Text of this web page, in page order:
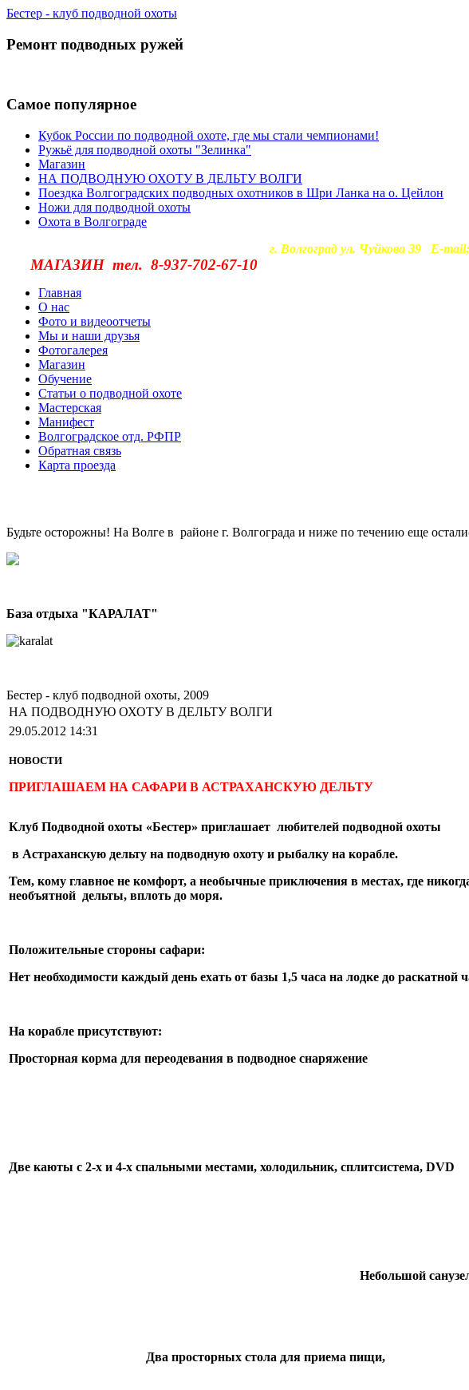
Бестер - клуб подводной охоты
Ремонт подводных ружей
Самое популярное
Кубок России по подводной охоте, где мы стали чемпионами!
Ружьё для подводной охоты "Зелинка"
Магазин
НА ПОДВОДНУЮ ОХОТУ В ДЕЛЬТУ ВОЛГИ
Поездка Волгоградских подводных охотников в Шри Ланка на о. Цейлон
Ножи для подводной охоты
Охота в Волгограде
г. Волгоград ул. Чуйкова 39 E-mail;
МАГАЗИН тел. 8-937-702-67-10
Главная
О нас
Фото и видеоотчеты
Мы и наши друзья
Фотогалерея
Магазин
Обучение
Статьи о подводной охоте
Мастерская
Манифест
Волгоградское отд. РФПР
Обратная связь
Карта проезда
Будьте осторожны! На Волге в районе г. Волгограда и ниже по течению еще
База отдыха "КАРАЛАТ"
Бестер - клуб подводной охоты, 2009
НА ПОДВОДНУЮ ОХОТУ В ДЕЛЬТУ ВОЛГИ
29.05.2012 14:31
НОВОСТИ
ПРИГЛАШАЕМ НА САФАРИ В АСТРАХАНСКУЮ ДЕЛЬТУ
Клуб Подводной охоты «Бестер» приглашает любителей подводной охоты
в Астраханскую дельту на подводную охоту и рыбалку на корабле.
Тем, кому главное не комфорт, а необычные приключения в местах, где
необъятной дельты, вплоть до моря.
Положительные стороны сафари:
Нет необходимости каждый день ехать от базы 1,5 часа на лодке до
На корабле присутствуют:
Просторная корма для переодевания в подводное снаряжение
Две каюты с 2-х и 4-х спальными местами, холодильник, сплитсистема, DVD
Небольшой санузел с
Два просторных стола для приема пищи,